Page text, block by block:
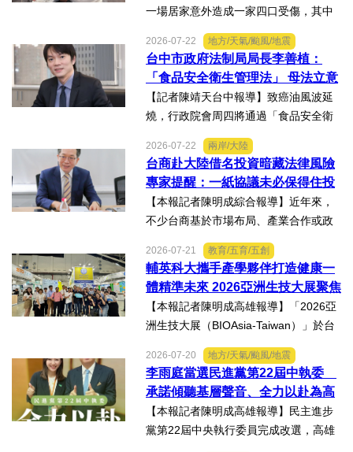
一場居家意外造成一家四口受傷，其中
燒傷，在加護病房搶救超過兩個月，並
歷經在陽光基金會近一年的漫長復復健
及陪伴下，芸芸將於八月重返...
2026-07-22 地方/天氣/颱風/地震
台中市政府法制局局長李善植：
「食品安全衛生管理法」 母法立意
良善但子法標準過於寬鬆、處罰欠
缺嚇阻力、第一線缺乏足夠的人力
【記者陳靖天台中報導】致癌油風波延
燒，行政院會周四將通過「食品安全衛
說明十大修法重點，其中增訂地方主管
機關風險導向查核機制、強化業者異常
通報責任及加重通報不實處...
2026-07-22 兩岸/大陸
台商赴大陸借名投資暗藏法律風險
專家提醒：一紙協議未必保得住投
資權益
【本報記者陳明成綜合報導】近年來，
不少台商基於市場布局、產業合作或政
陸。然而，看似便利的投資模式，卻可
能隱藏股權歸屬、投資收益、經營控制
權及法律責任等風險，一旦...
2026-07-21 教育/五育/五創
輔英科大攜手產學夥伴打造健康一
體精準未來 2026亞洲生技大展聚焦
精準健康創新實力
【本報記者陳明成高雄報導】「2026亞
洲生技大展（BIOAsia-Taiwan）」於台
研發長葉耀宗率團隊以「健康一體．精
準未來」為主題參展，展現產學合作夥
伴展示精準健康、生物科...
2026-07-20 地方/天氣/颱風/地震
李雨庭當選民進黨第22屆中執委
承諾傾聽基層聲音、全力以赴為高
雄與台灣努力
【本報記者陳明成高雄報導】民主進步
黨第22屆中央執行委員完成改選，高雄